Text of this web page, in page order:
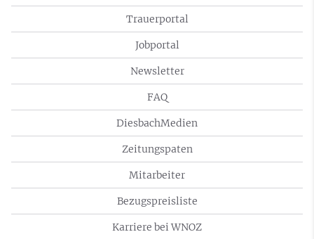
Trauerportal
Jobportal
Newsletter
FAQ
DiesbachMedien
Zeitungspaten
Mitarbeiter
Bezugspreisliste
Karriere bei WNOZ